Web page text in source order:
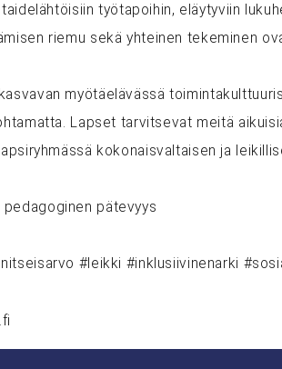
työtapoihin, eläytyviin
riemu sekä yhteinen tekeminen
myötäelävässä
Lapset tarvitsevat meitä
kokonaisvaltaisen ja
pedagoginen pätevyys
#leikki #inklusiivinenarki